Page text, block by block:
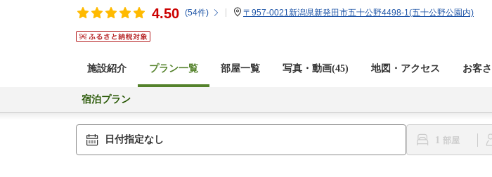
4.50 (54件) 〒957-0021新潟県新発田市五十公野4498-1(五十公野公園内)
施設紹介 プラン一覧 部屋一覧 写真・動画(45) 地図・アクセス お客
宿泊プラン
日付指定なし 1